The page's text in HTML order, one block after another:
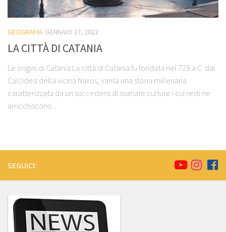
GEOGRAFIA GENNAIO 27, 2022
LA CITTÀ DI CATANIA
Le origini di Catania La città di Catania fu fondata nel 729 a.C. dai
Calcidesi della vicina Naxos, vanta una storia millenaria
caratterizzata da un succedersi di svariate culture i cui resti ne
arricchiscono...
SEGUICI: